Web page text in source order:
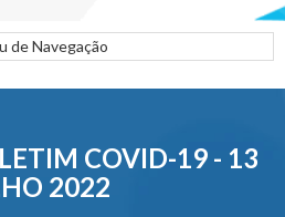
de Navegação
COVID-19 - 13
2022